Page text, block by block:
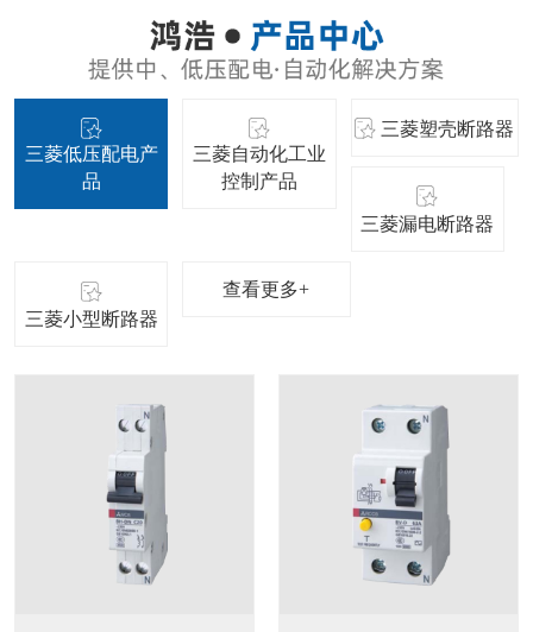
三菱低压配电产
品
三菱自动化工业
控制产品
三菱塑壳断路器
三菱漏电断路器
三菱小型断路器
查看更多+